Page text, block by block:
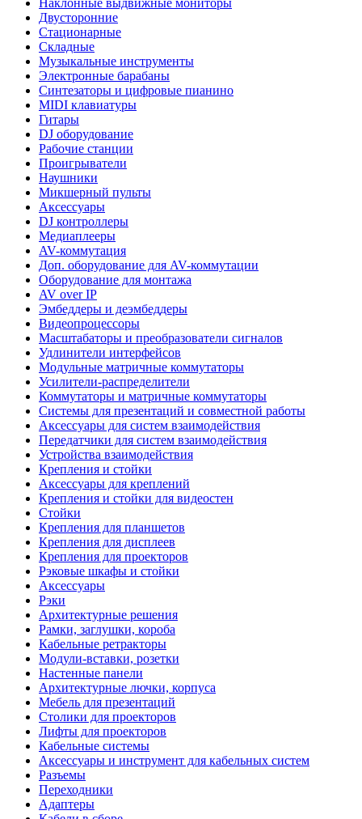
Наклонные выдвижные мониторы
Двусторонние
Стационарные
Складные
Музыкальные инструменты
Электронные барабаны
Синтезаторы и цифровые пианино
MIDI клавиатуры
Гитары
DJ оборудование
Рабочие станции
Проигрыватели
Наушники
Микшерный пульты
Аксессуары
DJ контроллеры
Медиаплееры
AV-коммутация
Доп. оборудование для AV-коммутации
Оборудование для монтажа
AV over IP
Эмбеддеры и деэмбеддеры
Видеопроцессоры
Масштабаторы и преобразователи сигналов
Удлинители интерфейсов
Модульные матричные коммутаторы
Усилители-распределители
Коммутаторы и матричные коммутаторы
Системы для презентаций и совместной работы
Аксессуары для систем взаимодействия
Передатчики для систем взаимодействия
Устройства взаимодействия
Крепления и стойки
Аксессуары для креплений
Крепления и стойки для видеостен
Стойки
Крепления для планшетов
Крепления для дисплеев
Крепления для проекторов
Рэковые шкафы и стойки
Аксессуары
Рэки
Архитектурные решения
Рамки, заглушки, короба
Кабельные ретракторы
Модули-вставки, розетки
Настенные панели
Архитектурные лючки, корпуса
Мебель для презентаций
Столики для проекторов
Лифты для проекторов
Кабельные системы
Аксессуары и инструмент для кабельных систем
Разъемы
Переходники
Адаптеры